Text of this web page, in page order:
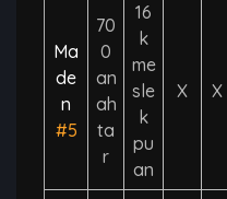
Ma
de
n
#5
70
0
an
ah
ta
r
16
k
me
sle
k
pu
an
X X